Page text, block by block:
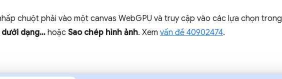
chuột phải vào một canvas WebGPU và truy cập vào các lựa chọn trong
dưới dạng… hoặc Sao chép hình ảnh. Xem vấn đề 40902474.